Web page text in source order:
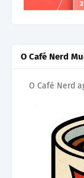
O Café Nerd
O Café Nerd